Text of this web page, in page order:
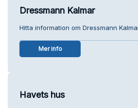
Dressmann Kalmar
Hitta information om Dressmann
Mer info
Havets hus